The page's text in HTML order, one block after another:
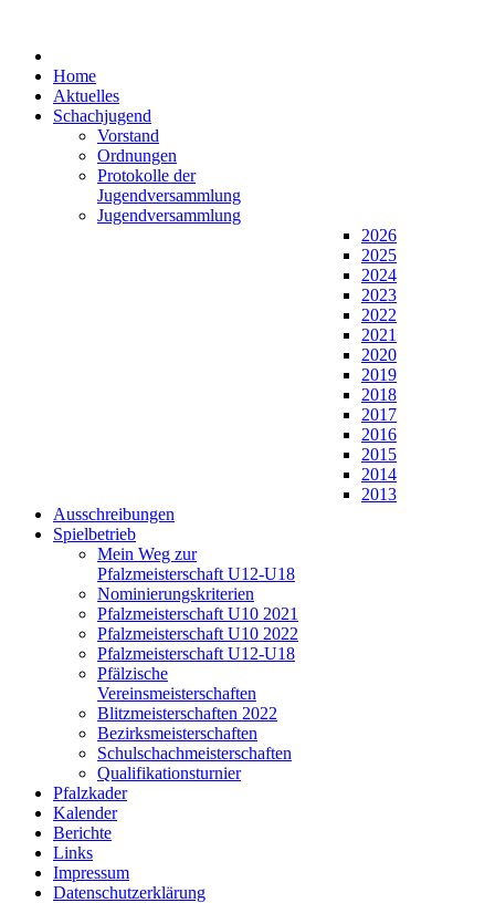
Home
Aktuelles
Schachjugend
Vorstand
Ordnungen
Protokolle der
Jugendversammlung
Jugendversammlung
2026
2025
2024
2023
2022
2021
2020
2019
2018
2017
2016
2015
2014
2013
Ausschreibungen
Spielbetrieb
Mein Weg zur
Pfalzmeisterschaft U12-U18
Nominierungskriterien
Pfalzmeisterschaft U10 2021
Pfalzmeisterschaft U10 2022
Pfalzmeisterschaft U12-U18
Pfälzische
Vereinsmeisterschaften
Blitzmeisterschaften 2022
Bezirksmeisterschaften
Schulschachmeisterschaften
Qualifikationsturnier
Pfalzkader
Kalender
Berichte
Links
Impressum
Datenschutzerklärung